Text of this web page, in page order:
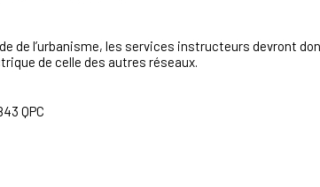
de l’urbanisme, les services instructeurs devront
de celle des autres réseaux.
QPC